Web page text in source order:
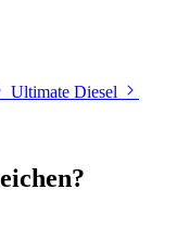
Ultimate Diesel